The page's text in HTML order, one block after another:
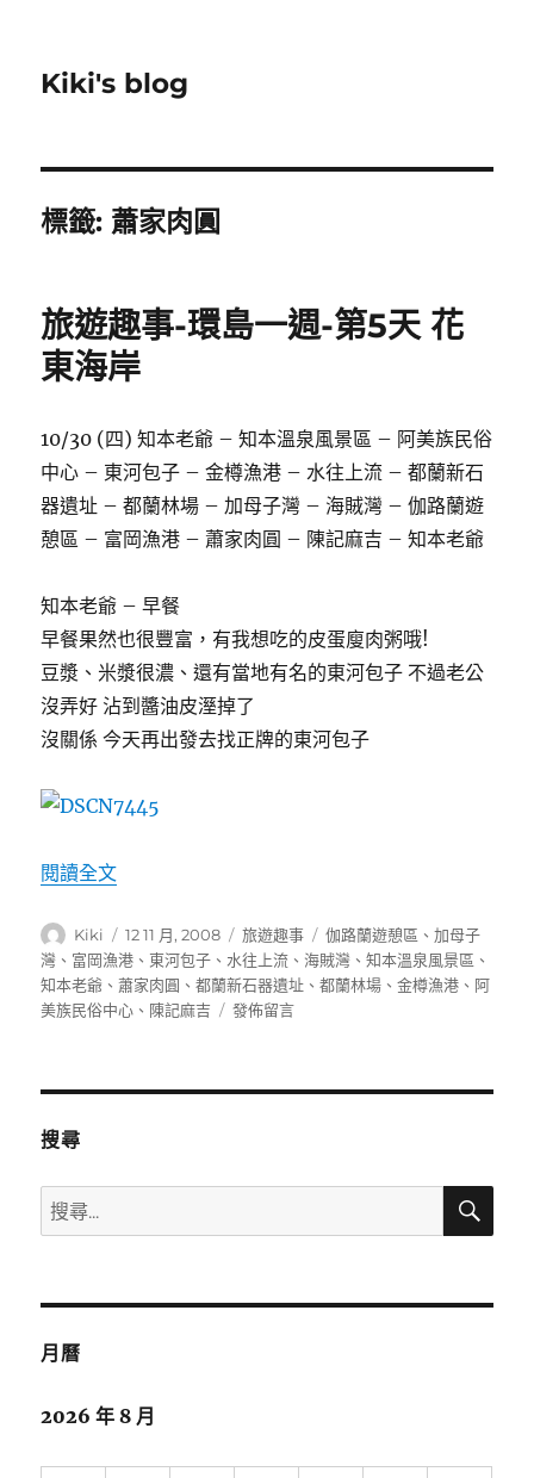
Kiki's blog
標籤: 蕭家肉圓
旅遊趣事-環島一週-第5天 花
東海岸
10/30 (四) 知本老爺 – 知本溫泉風景區 – 阿美族民俗
中心 – 東河包子 – 金樽漁港 – 水往上流 – 都蘭新石
器遺址 – 都蘭林場 – 加母子灣 – 海賊灣 – 伽路蘭遊
憩區 – 富岡漁港 – 蕭家肉圓 – 陳記麻吉 – 知本老爺
知本老爺 – 早餐
早餐果然也很豐富，有我想吃的皮蛋廋肉粥哦!
豆漿、米漿很濃、還有當地有名的東河包子 不過老公
沒弄好 沾到醬油皮溼掉了
沒關係 今天再出發去找正牌的東河包子
閱讀全文〈旅遊趣事-環島一週-第5天 花東海岸〉
作
者
Kiki
發
佈
日
期:
12 11 月, 2008
分
類
旅遊趣事
標
籤
伽路蘭遊憩區 、加母子
灣 、 富岡漁港 、 東河包子 、 水往上流 、 海賊灣 、知本溫泉風景區 、
知本老爺 、蕭家肉圓 、都蘭新石器遺址 、都蘭林場 、金樽漁港 、 阿
美族民俗中心 、 陳記麻吉
在
一
第
花
發佈留言
搜尋
搜
尋
鍵
搜
月曆
2026 年 8 月